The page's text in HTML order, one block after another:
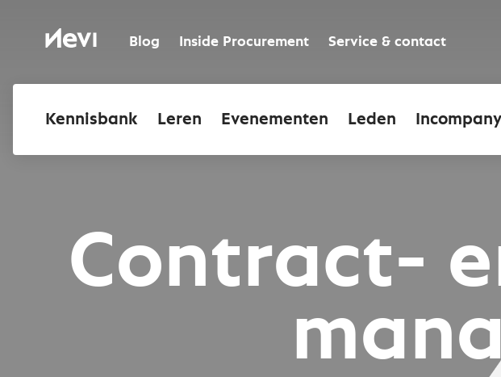
inhoudNevi Blog Inside Procurement Service & contact
Kennisbank Leren Evenementen Leden Incompany
Contract-